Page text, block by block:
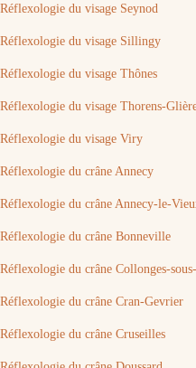
Réflexologie du visage Seynod
Réflexologie du visage Sillingy
Réflexologie du visage Thônes
Réflexologie du visage Thorens-
Réflexologie du visage Viry
Réflexologie du crâne Annecy
Réflexologie du crâne Annecy-le-
Réflexologie du crâne Bonneville
Réflexologie du crâne Collonges-
Réflexologie du crâne Cran-Gevrier
Réflexologie du crâne Cruseilles